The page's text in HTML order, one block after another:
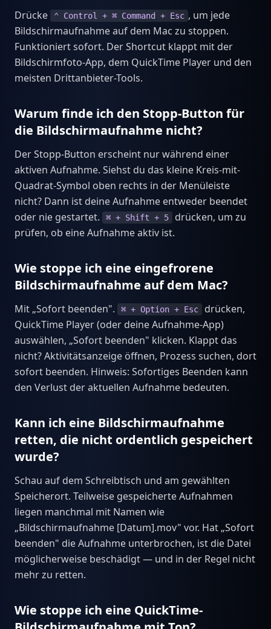
Drücke ⌃ Control + ⌘ Command + Esc , um jede
Bildschirmaufnahme auf dem Mac zu stoppen.
Funktioniert sofort. Der Shortcut klappt mit der
Bildschirmfoto-App, dem QuickTime Player und den
meisten Drittanbieter-Tools.
Warum finde ich den Stopp-Button für
die Bildschirmaufnahme nicht?
Der Stopp-Button erscheint nur während einer
aktiven Aufnahme. Siehst du das kleine Kreis-mit-
Quadrat-Symbol oben rechts in der Menüleiste
nicht? Dann ist deine Aufnahme entweder beendet
oder nie gestartet.
⌘ + Shift + 5
drücken, um zu
prüfen, ob eine Aufnahme aktiv ist.
Wie stoppe ich eine eingefrorene
Bildschirmaufnahme auf dem Mac?
Mit „Sofort beenden". ⌘ + Option + Esc
drücken,
QuickTime Player (oder deine Aufnahme-App)
auswählen, „Sofort beenden" klicken. Klappt das
nicht? Aktivitätsanzeige öffnen, Prozess suchen, dort
sofort beenden. Hinweis: Sofortiges Beenden kann
den Verlust der aktuellen Aufnahme bedeuten.
Kann ich eine Bildschirmaufnahme
retten, die nicht ordentlich gespeichert
wurde?
Schau auf dem Schreibtisch und am gewählten
Speicherort. Teilweise gespeicherte Aufnahmen
liegen manchmal mit Namen wie
„Bildschirmaufnahme [Datum].mov" vor. Hat „Sofort
beenden" die Aufnahme unterbrochen, ist die Datei
möglicherweise beschädigt — und in der Regel nicht
mehr zu retten.
Wie stoppe ich eine QuickTime-